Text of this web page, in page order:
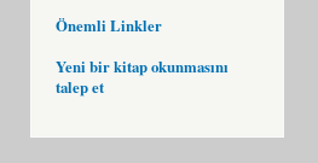
Önemli Linkler
Yeni bir kitap okunmasını
talep et